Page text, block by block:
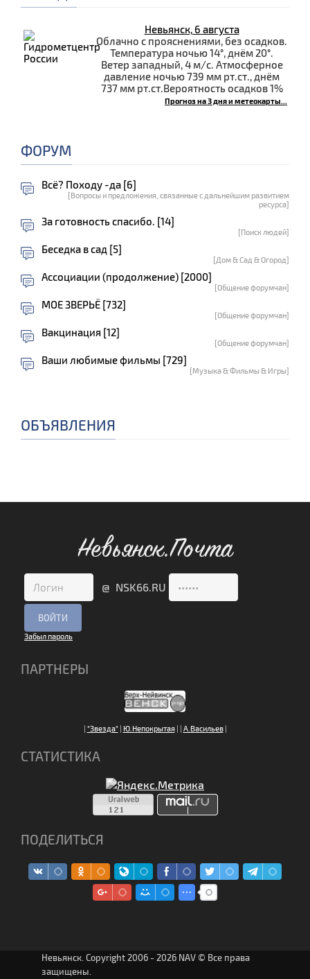
Невьянск, 6 августа
Облачно с прояснениями, без осадков.
Температура ночью 14°, днём 20°.
Ветер западный, 4 м/с. Атмосферное
давление ночью 739 мм рт.ст., днём
737 мм рт.ст.Вероятность осадков 1%
Прогноз на 3 дня и метеокарты...
ФОРУМ
Всё? Походу -да [6]
[Вопросы и предложения, связанные с дальнейшим развитием
ресурса]
За готовность спасибо. [14]
[Поиск людей]
Беседка в сад [5]
[Дом & Сад & Огород]
Ассоциации (продолжение) [2000]
[Общение форумчан]
МОЕ ЗВЕРЬЁ [732]
[Общение форумчан]
Вакцинация [12]
[Общение форумчан]
Ваши любимые фильмы [729]
[Музыка & Фильмы & Игры]
ОБЪЯВЛЕНИЯ
Невьянск.Почта
@ NSK66.RU
Забыл пароль
ПАРТНЕРЫ
| "Звезда"| Ю.Непокрытая| | А.Васильев|
СТАТИСТИКА
ПОДЕЛИТЬСЯ
Невьянск. Copyright 2006 - 2026 NAV © Все права
защищены.